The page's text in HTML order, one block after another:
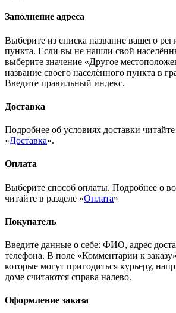
Заполнение адреса
Выберите из списка название вашего
пункта. Если вы не нашли свой
выберите значение «Другое
название своего населённого пункта в
Введите правильный индекс.
Доставка
Подробнее об условиях доставки читайте
«Доставка».
Оплата
Выберите способ оплаты. Подробнее о
читайте в разделе «Оплата»
Покупатель
Введите данные о себе: ФИО, адрес
телефона. В поле «Комментарии к
которые могут пригодиться курьеру,
доме считаются справа налево.
Оформление заказа